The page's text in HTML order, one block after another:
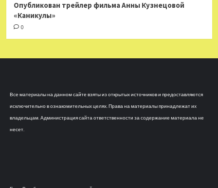
Опубликован трейлер фильма Анны Кузнецовой
«Каникулы»
0
Все материалы на данном сайте взяты из открытых источников и предоставляются
исключительно в ознакомительных целях. Права на материалы принадлежат их
владельцам. Администрация сайта ответственности за содержание материала не
несет.